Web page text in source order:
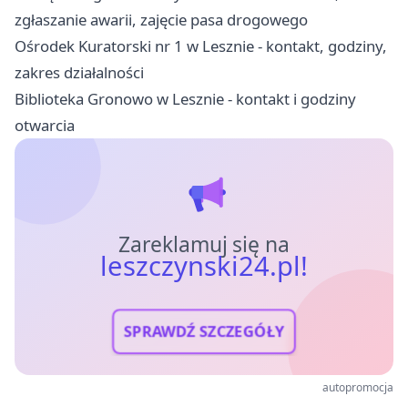
zgłaszanie awarii, zajęcie pasa drogowego
Ośrodek Kuratorski nr 1 w Lesznie - kontakt, godziny,
zakres działalności
Biblioteka Gronowo w Lesznie - kontakt i godziny
otwarcia
Zareklamuj się na
leszczynski24.pl!
SPRAWDŹ SZCZEGÓŁY
autopromocja